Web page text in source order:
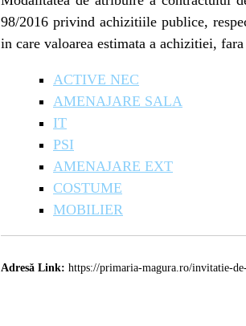
98/2016 privind achizitiile publice,
in care valoarea estimata a achizitiei,
ACTIVE NEC
AMENAJARE SALA
IT
PSI
AMENAJARE EXT
COSTUME
MOBILIER
Adresă Link: https://primaria-magura.ro/invitatie-